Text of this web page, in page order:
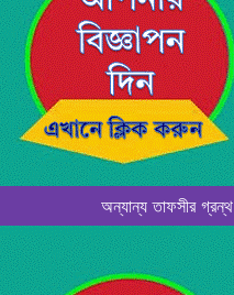
অন্যান্য তাফসীর গ্রন্থ